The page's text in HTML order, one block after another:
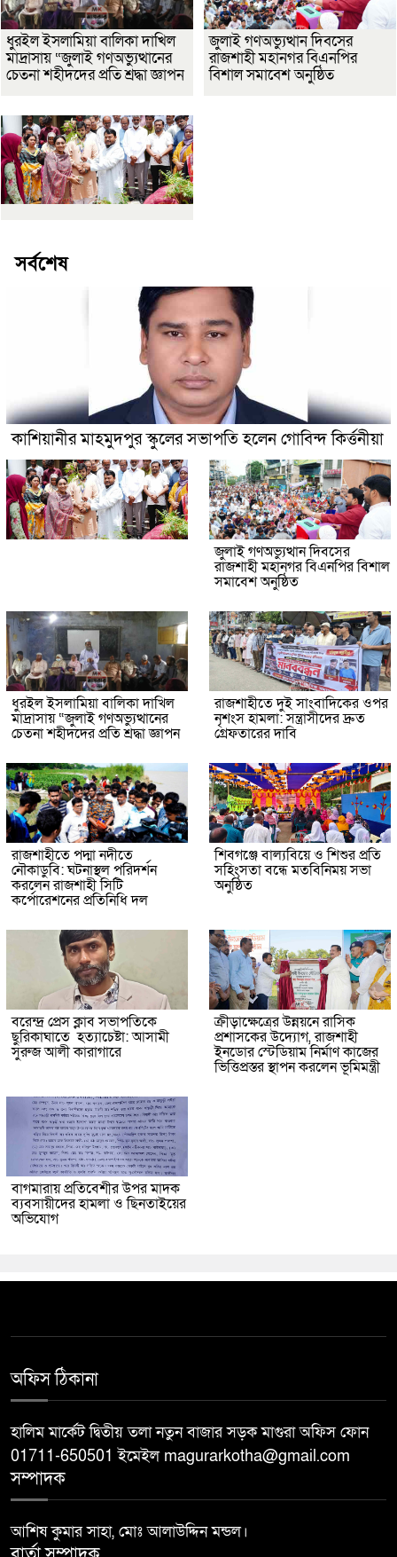
ধুরইল ইসলামিয়া বালিকা দাখিল
মাদ্রাসায় “জুলাই গণঅভ্যুত্থানের
চেতনা শহীদদের প্রতি শ্রদ্ধা জ্ঞাপন
জুলাই গণঅভ্যুত্থান দিবসের
রাজশাহী মহানগর বিএনপির
বিশাল সমাবেশ অনুষ্ঠিত
সর্বশেষ
কাশিয়ানীর মাহমুদপুর স্কুলের সভাপতি হলেন গোবিন্দ কির্ত্তনীয়া
জুলাই গণঅভ্যুত্থান দিবসের
রাজশাহী মহানগর বিএনপির বিশাল
সমাবেশ অনুষ্ঠিত
ধুরইল ইসলামিয়া বালিকা দাখিল
মাদ্রাসায় “জুলাই গণঅভ্যুত্থানের
চেতনা শহীদদের প্রতি শ্রদ্ধা জ্ঞাপন
রাজশাহীতে দুই সাংবাদিকের ওপর
নৃশংস হামলা: সন্ত্রাসীদের দ্রুত
গ্রেফতারের দাবি
রাজশাহীতে পদ্মা নদীতে
নৌকাডুবি: ঘটনাস্থল পরিদর্শন
করলেন রাজশাহী সিটি
কর্পোরেশনের প্রতিনিধি দল
শিবগঞ্জে বাল্যবিয়ে ও শিশুর প্রতি
সহিংসতা বন্ধে মতবিনিময় সভা
অনুষ্ঠিত
বরেন্দ্র প্রেস ক্লাব সভাপতিকে
ছুরিকাঘাতে হত্যাচেষ্টা: আসামী
সুরুজ আলী কারাগারে
ক্রীড়াক্ষেত্রের উন্নয়নে রাসিক
প্রশাসকের উদ্যোগ, রাজশাহী
ইনডোর স্টেডিয়াম নির্মাণ কাজের
ভিত্তিপ্রস্তর স্থাপন করলেন ভূমিমন্ত্রী
বাগমারায় প্রতিবেশীর উপর মাদক
ব্যবসায়ীদের হামলা ও ছিনতাইয়ের
অভিযোগ
অফিস ঠিকানা
হালিম মার্কেট দ্বিতীয় তলা নতুন বাজার সড়ক মাগুরা অফিস ফোন
01711-650501 ইমেইল magurarkotha@gmail.com
সম্পাদক
আশিষ কুমার সাহা, মোঃ আলাউদ্দিন মন্ডল।